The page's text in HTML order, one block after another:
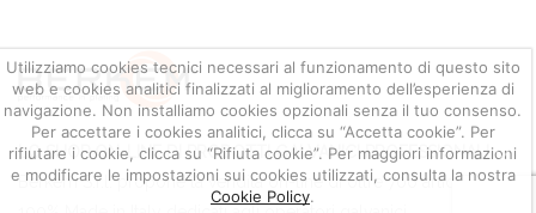
Utilizziamo cookies tecnici necessari al funzionamento di questo sito
web e cookies analitici finalizzati al miglioramento dell’esperienza di
navigazione. Non installiamo cookies opzionali senza il tuo consenso.
Per accettare i cookies analitici, clicca su “Accetta cookie”. Per
rifiutare i cookie, clicca su “Rifiuta cookie”. Per maggiori informazioni
e modificare le impostazioni sui cookies utilizzati, consulta la nostra
Cookie Policy.
LO SHOP ON-LINE DI PRODOTTI GALVANICI PROFESSIONALI
Berkem S.r.l. propone la vendita on-line di oltre 700 articoli